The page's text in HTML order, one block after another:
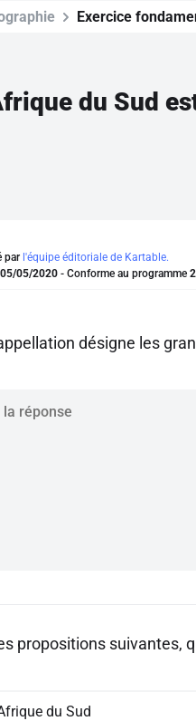
Exercice
du Sud
par l'équipe éditoriale de Kartable.
05/05/2020 - Conforme au programme
désigne les
propositions suivantes,
du Sud